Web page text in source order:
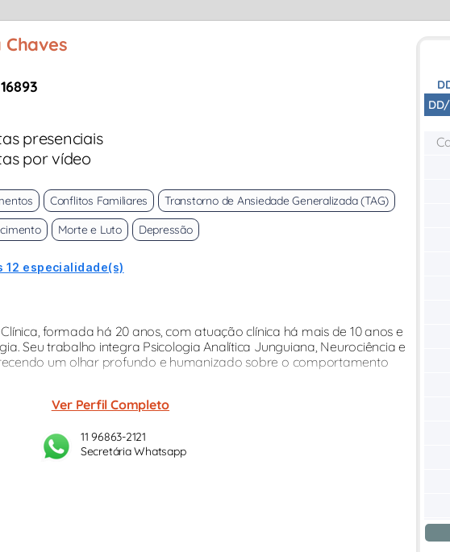
presenciais
por vídeo
Conflitos Familiares
Transtorno de Ansiedade Generalizada (TAG)
Morte e Luto Depressão
12 especialidade(s)
formada há 20 anos, com atuação clínica há mais de 10 anos e
Seu trabalho integra Psicologia Analítica Junguiana, Neurociência e
um olhar profundo e humanizado sobre o comportamento
Ver Perfil Completo
11 96863-2121
Secretária Whatsapp